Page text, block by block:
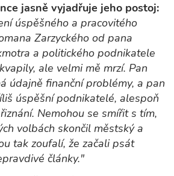
jasně vyjadřuje jeho postoj:
úspěšného a pracovitého
Zarzyckého od pana
a politického podnikatele
ale velmi mě mrzí. Pan
údajně finanční problémy, a pan
úspěšní podnikatelé, alespoň
Nemohou se smířit s tím,
volbách skončil městský a
tak zoufalí, že začali psát
články."